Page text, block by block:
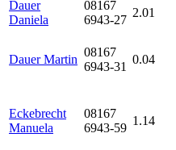
Dauer
Daniela
08167
6943-27
2.01
Dauer Martin
08167
6943-31
0.04
Eckebrecht
Manuela
08167
6943-59
1.14